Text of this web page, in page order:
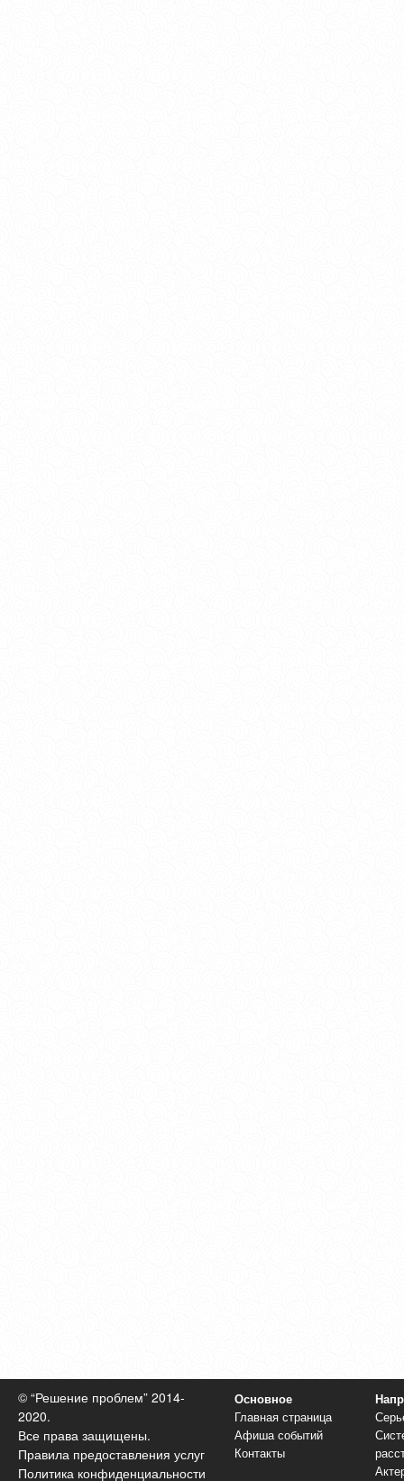
© “Решение проблем” 2014-
2020.
Все права защищены.
Правила предоставления услуг
Политика конфиденциальности
Основное
Главная страница
Афиша событий
Контакты